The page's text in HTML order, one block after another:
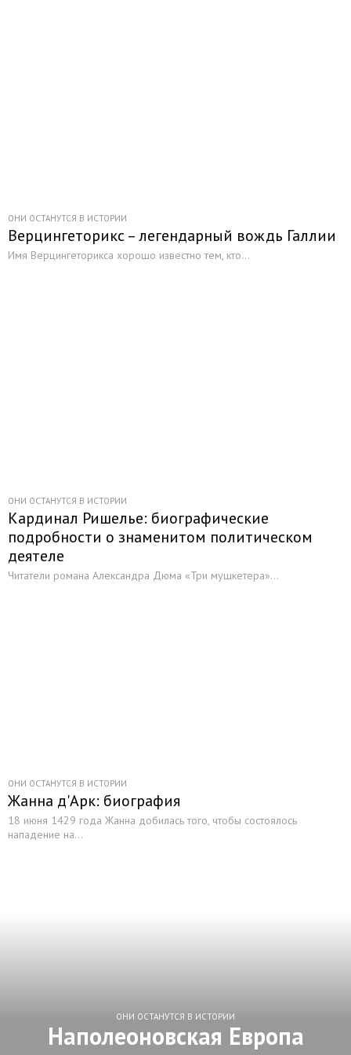
ОНИ ОСТАНУТСЯ В ИСТОРИИ
Верцингеторикс – легендарный вождь Галлии
Имя Верцингеторикса хорошо известно тем, кто...
ОНИ ОСТАНУТСЯ В ИСТОРИИ
Кардинал Ришелье: биографические
подробности о знаменитом политическом
деятеле
Читатели романа Александра Дюма «Три мушкетера»...
ОНИ ОСТАНУТСЯ В ИСТОРИИ
Жанна д'Арк: биография
18 июня 1429 года Жанна добилась того, чтобы состоялось
нападение на...
ОНИ ОСТАНУТСЯ В ИСТОРИИ
Наполеоновская Европа